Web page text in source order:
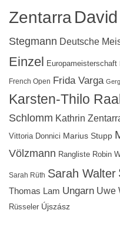
Zentarra
Stegmann Deutsche
Einzel Europameisterschaft
French Open Frida Varga
Karsten-Thilo
Schlomm Kathrin
Vittoria Donnici Marius Stupp
Völzmann Rangliste Robin
Sarah Rüth Sarah Walter
Thomas Lam Ungarn Uwe
Rüsseler Újszász